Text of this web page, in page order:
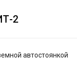
2
автостоянкой